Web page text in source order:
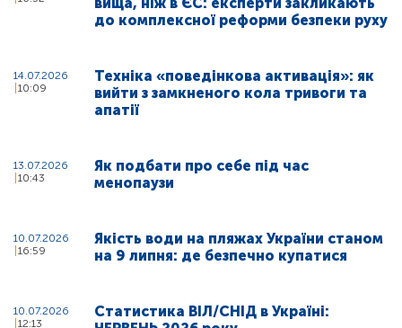
вища, ніж в ЄС: експерти закликають
до комплексної реформи безпеки руху
14.07.2026
10:09
Техніка «поведінкова активація»: як
вийти з замкненого кола тривоги та
апатії
13.07.2026
10:43
Як подбати про себе під час
менопаузи
10.07.2026
16:59
Якість води на пляжах України станом
на 9 липня: де безпечно купатися
10.07.2026
12:13
Статистика ВІЛ/СНІД в Україні: